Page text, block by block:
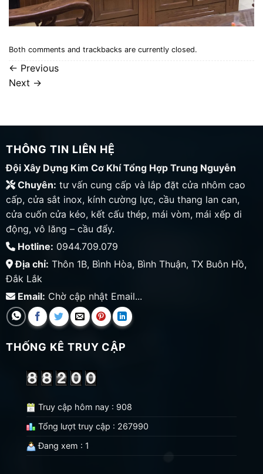
Both comments and trackbacks are currently closed.
← Previous
Next →
THÔNG TIN LIÊN HỆ
Đội Xây Dựng Kim Cơ Khí Tổng Hợp Trung Nguyễn
Chuyên: tư vấn cung cấp và lắp đặt cửa nhôm cao
cấp, cửa sắt inox, kính cường lực, cầu thang lan can,
cửa cuốn cửa kéo, kết cấu thép, mái vòm, mái xếp di
động, vô lăng – cầu đẩy.
Hotline: 0944.709.079
Địa chỉ: Thôn 1B, Bình Hòa, Bình Thuận, TX Buôn Hồ,
Đắk Lắk
Email: Chờ cập nhật Email...
THỐNG KÊ TRUY CẬP
Truy cập hôm nay : 908
Tổng lượt truy cập : 267990
Đang xem : 1